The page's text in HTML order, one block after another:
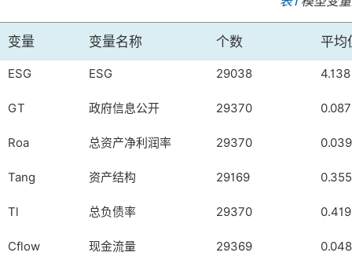
变量 变量名称 个数 平均
ESG ESG 29038 4.138
GT 政府信息公开 29370 0.087
Roa 总资产净利润率 29370 0.039
Tang 资产结构 29169 0.355
Tl 总负债率 29370 0.419
Cflow 现金流量 29369 0.048